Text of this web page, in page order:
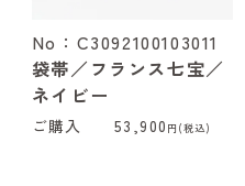
No：C3092100103011
袋帯／フランス七宝／
ネイビー
ご購入 53,900 円(税込)